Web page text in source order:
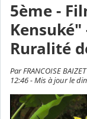
5ème -
Ruralité
Par FRANCOISE
12:46 - Mis à jour le